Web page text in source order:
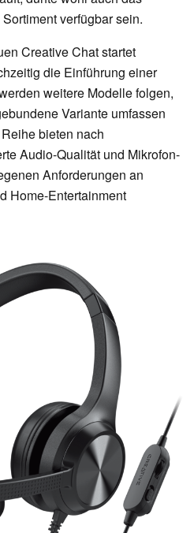
verfügbar sein.
Creative Chat startet
die Einführung einer
weitere Modelle folgen,
Variante umfassen
bieten nach
Audio-Qualität und Mikrofon-
Anforderungen an
Home-Entertainment